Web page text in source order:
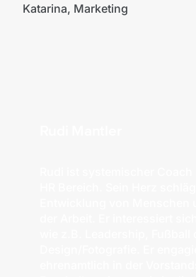
Katarina, Marketing